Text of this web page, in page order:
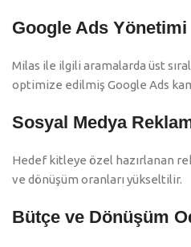
Google Ads Yönetimi
Milas ile ilgili aramalarda üst
optimize edilmiş Google Ads
Sosyal Medya
Hedef kitleye özel hazırlanan
ve dönüşüm oranları yükseltilir.
Bütçe ve Dönüşüm